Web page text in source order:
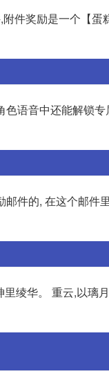
件奖励是一个【蛋
色语音中还能解锁
件的, 在这个邮件
绫华。 重云,以璃